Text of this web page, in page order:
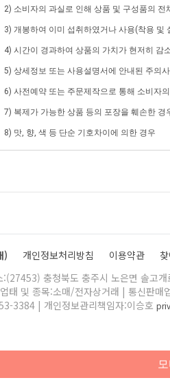
2) 소비자의 과실로 인해 상품 및 구성품의
3) 개봉하여 이미 섭취하였거나 사용(착용 및
4) 시간이 경과하여 상품의 가치가 현저히 감
5) 상세정보 또는 사용설명서에 안내된 주의
6) 사전예약 또는 주문제작으로 통해 소비자
7) 복제가 가능한 상품 등의 포장을 훼손한 경
8) 맛, 향, 색 등 단순 기호차이에 의한 경우
) 개인정보처리방침 이용약관
충청북도 충주시 노은면 솔고
태 및 종목:소매/전자상거래 | 통신판매
3384 | 개인정보관리책임자:이승호